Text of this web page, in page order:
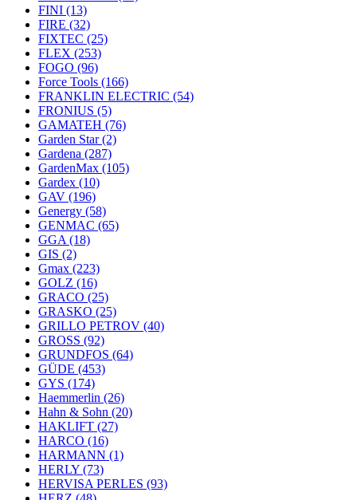
FINI (13)
FIRE (32)
FIXTEC (25)
FLEX (253)
FOGO (96)
Force Tools (166)
FRANKLIN ELECTRIC (54)
FRONIUS (5)
GAMATEH (76)
Garden Star(2)
Gardena (287)
GardenMax (105)
Gardex (10)
GAV (196)
Genergy (58)
GENMAC (65)
GGA (18)
GIS (2)
Gmax (223)
GOLZ (16)
GRACO (25)
GRASKO (25)
GRILLO PETROV (40)
GROSS (92)
GRUNDFOS (64)
GÜDE (453)
GYS (174)
Haemmerlin (26)
Hahn & Sohn (20)
HAKLIFT (27)
HARCO (16)
HARMANN (1)
HERLY (73)
HERVISA PERLES (93)